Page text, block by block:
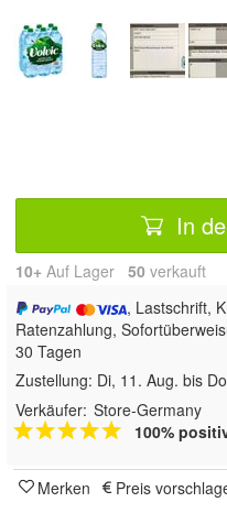
In
10+ Auf Lager 50 verkauft
, Lastschrift,
Ratenzahlung,
30 Tagen
Zustellung: Di, 11. Aug. bis
Verkäufer: Store-Germany
100%
Merken Preis